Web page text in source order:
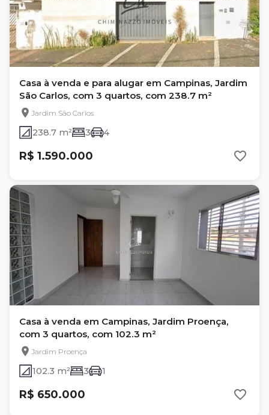
Casa à venda e para alugar em Campinas, Jardim
São Carlos, com 3 quartos, com 238.7 m²
Jardim São Carlos
238.7 m² 3 4
R$ 1.590.000
Casa à venda em Campinas, Jardim Proença,
com 3 quartos, com 102.3 m²
Jardim Proença
102.3 m² 3 1
R$ 650.000